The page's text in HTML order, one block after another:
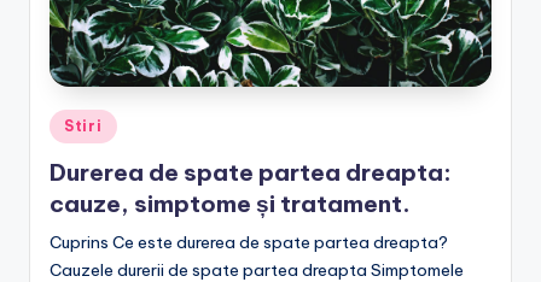
Posted
in
Stiri
Durerea de spate partea dreapta:
cauze, simptome și tratament.
Cuprins Ce este durerea de spate partea dreapta?
Cauzele durerii de spate partea dreapta Simptomele